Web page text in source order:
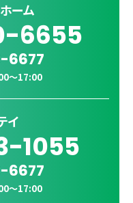
ーム
6655
6677
〜17:00
イ
1055
6677
〜17:00